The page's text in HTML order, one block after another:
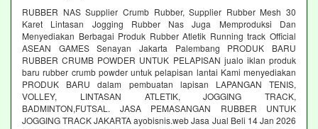
RUBBER NAS Supplier Crumb Rubber, Supplier Rubber Mesh 30
Karet Lintasan Jogging Rubber Nas Juga Memproduksi Dan
Menyediakan Berbagai Produk Rubber Atletik Running track Official
ASEAN GAMES Senayan Jakarta Palembang PRODUK BARU
RUBBER CRUMB POWDER UNTUK PELAPISAN jualo iklan produk
baru rubber crumb powder untuk pelapisan lantai Kami menyediakan
PRODUK BARU dalam pembuatan lapisan LAPANGAN TENIS,
VOLLEY, LINTASAN ATLETIK, JOGGING TRACK,
BADMINTON,FUTSAL. JASA PEMASANGAN RUBBER UNTUK
JOGGING TRACK JAKARTA ayobisnis.web Jasa Jual Beli 14 Jan 2026